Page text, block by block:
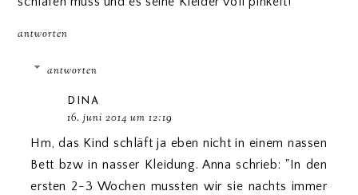
antworten
antworten
DINA
16. juni 2014 um 12:19
Hm, das Kind schläft ja eben nicht in einem nassen
Bett bzw in nasser Kleidung. Anna schrieb: "In den
ersten 2-3 Wochen mussten wir sie nachts immer